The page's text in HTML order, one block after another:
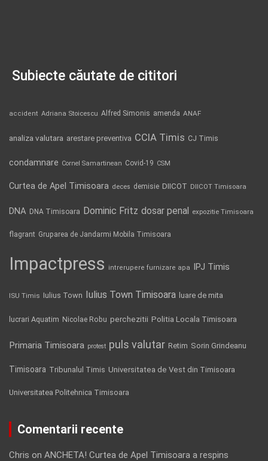
Subiecte căutate de cititori
accident Adriana Stoicescu Alfred Simonis amenda ANAF
analiza valutara arestare preventiva CCIA Timis CJ Timis
condamnare Cornel Samartinean Covid-19 CSM
Curtea de Apel Timisoara deces demisie DIICOT DIICOT Timisoara
DNA DNA Timisoara Dominic Fritz dosar penal expozitie Timisoara
flagrant Gruparea de Jandarmi Mobila Timisoara
Impactpress intrerupere furnizare apa IPJ Timis
ISU Timis Iulius Town Iulius Town Timisoara luare de mita
lucrari Aquatim Nicolae Robu perchezitii Politia Locala Timisoara
Primaria Timisoara protest puls valutar Retim Sorin Grindeanu
Timisoara Tribunalul Timis Universitatea de Vest din Timisoara
Universitatea Politehnica Timisoara
Comentarii recente
Chris on ANCHETA! Curtea de Apel Timisoara a respins